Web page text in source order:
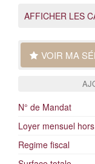
AFFICHER LES
VOIR MA
N° de Mandat
Loyer mensuel
Regime fiscal